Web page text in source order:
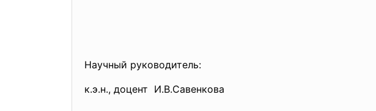
Научный руководитель:
к.э.н., доцент И.В.Савенкова